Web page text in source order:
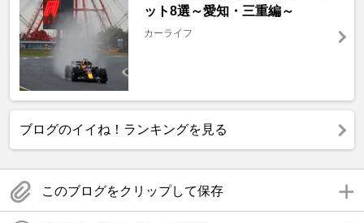
ット8選～愛知・三重編～
カーライフ
ブログのイイね！ランキングを見る
このブログをクリップして保存